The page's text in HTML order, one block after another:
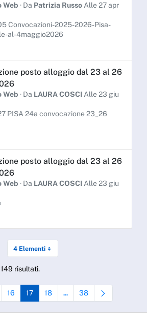
Web · Da Patrizia Russo Alle 27 apr
Convocazioni-2025-2026-Pisa-
al-4maggio2026
posto alloggio dal 23 al 26
Web · Da LAURA COSCI Alle 23 giu
PISA 24a convocazione 23_26
posto alloggio dal 23 al 26
Web · Da LAURA COSCI Alle 23 giu
4 Elementi
risultati.
intermedie Use TAB to navigate.
Pagina
16 Pagina
17 Pagina
18 ...Pagine intermedie Use
Pagina
38